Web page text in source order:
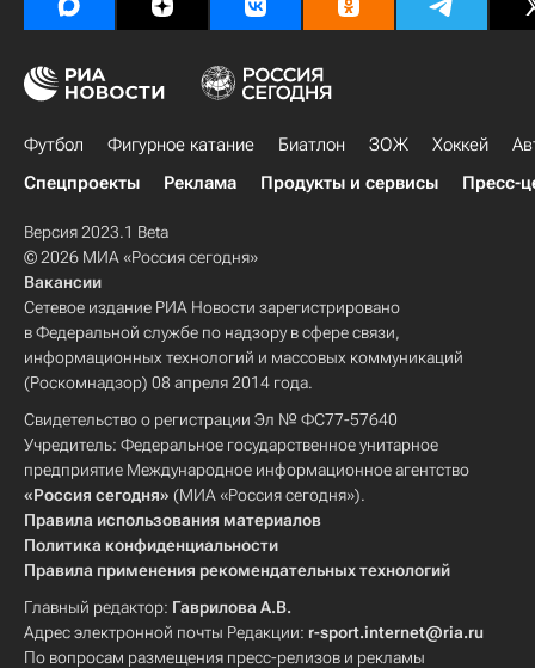
Футбол Фигурное катание Биатлон ЗОЖ Хоккей
Спецпроекты
Реклама Продукты и сервисы Пресс-
Версия 2023.1 Beta
© 2026 МИА «Россия сегодня»
Вакансии
Сетевое издание РИА Новости зарегистрировано
в Федеральной службе по надзору в сфере связи,
информационных технологий и массовых коммуникаций
(Роскомнадзор) 08 апреля 2014 года.
Свидетельство о регистрации Эл № ФС77-57640
Учредитель: Федеральное государственное унитарное
предприятие Международное информационное агентство
«Россия сегодня» (МИА «Россия сегодня»).
Правила использования материалов
Политика конфиденциальности
Правила применения рекомендательных технологий
Главный редактор: Гаврилова А.В.
Адрес электронной почты Редакции: r-sport.internet@ria.ru
По вопросам размещения пресс-релизов и рекламы